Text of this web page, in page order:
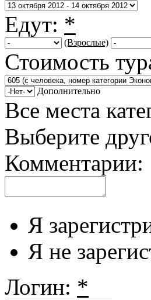
Едут: *
(Взрослые)
Стоимость
Дополнительно
Все места
Выберите
Комментарии:
Я
Я не
Логин: *